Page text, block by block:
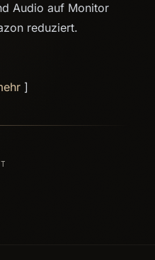
Audio auf Monitor
reduziert.
]